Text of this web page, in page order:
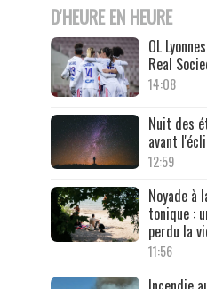
D'HEURE EN HEURE
OL
Real
14:08
Nuit des
avant
12:59
Noyade à
tonique :
perdu la
11:56